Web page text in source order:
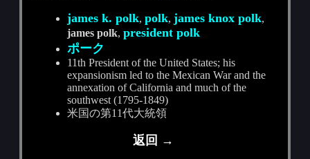
james k. polk,polk,james knox polk,
james polk,president polk
ポーク
11th President of the United States; his
expansionism led to the Mexican War and the
annexation of California and much of the
southwest (1795-1849)
米国の第11代大統領
返回 →